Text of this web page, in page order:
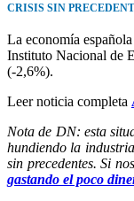
CRISIS SIN
La economía
Instituto Nacional de
(-2,6%).
Leer noticia completa
Nota de DN: esta
hundiendo la
sin precedentes. Si
gastando el poco